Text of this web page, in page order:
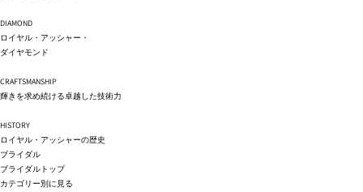
DIAMOND
ロイヤル・アッシャー・
ダイヤモンド
CRAFTSMANSHIP
輝きを求め続ける卓越した技術力
HISTORY
ロイヤル・アッシャーの歴史
ブライダル
ブライダルトップ
カテゴリー別に見る